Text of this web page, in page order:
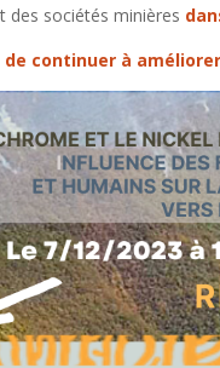
des sociétés minières
continuer à